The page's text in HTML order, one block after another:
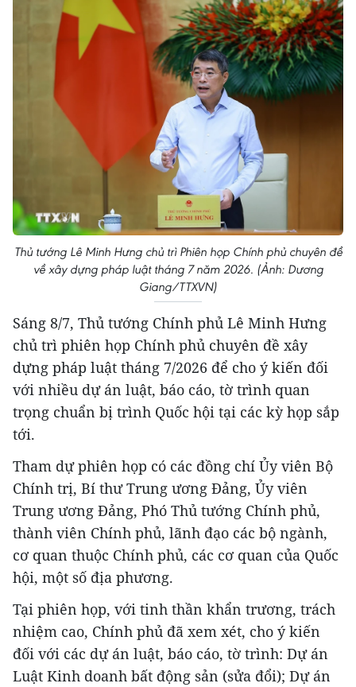
Thủ tướng Lê Minh Hưng chủ trì Phiên họp Chính phủ chuyên đề
về xây dựng pháp luật tháng 7 năm 2026. (Ảnh: Dương
Giang/TTXVN)
Sáng 8/7, Thủ tướng Chính phủ Lê Minh Hưng
chủ trì phiên họp Chính phủ chuyên đề xây
dựng pháp luật tháng 7/2026 để cho ý kiến đối
với nhiều dự án luật, báo cáo, tờ trình quan
trọng chuẩn bị trình Quốc hội tại các kỳ họp sắp
tới.
Tham dự phiên họp có các đồng chí Ủy viên Bộ
Chính trị, Bí thư Trung ương Đảng, Ủy viên
Trung ương Đảng, Phó Thủ tướng Chính phủ,
thành viên Chính phủ, lãnh đạo các bộ ngành,
cơ quan thuộc Chính phủ, các cơ quan của Quốc
hội, một số địa phương.
Tại phiên họp, với tinh thần khẩn trương, trách
nhiệm cao, Chính phủ đã xem xét, cho ý kiến
đối với các dự án luật, báo cáo, tờ trình: Dự án
Luật Kinh doanh bất động sản (sửa đổi); Dự án